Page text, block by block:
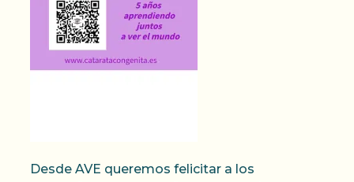
Desde AVE queremos felicitar a los